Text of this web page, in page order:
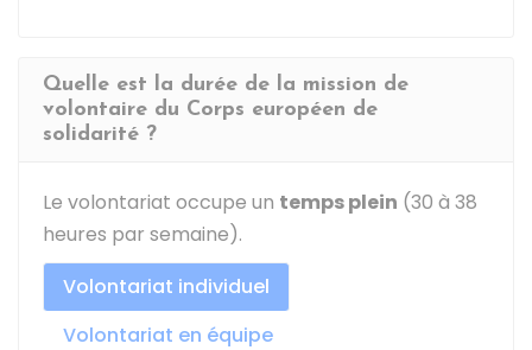
Quelle est la durée de la mission de
volontaire du Corps européen de
solidarité ?
Le volontariat occupe un temps plein (30 à 38
heures par semaine).
Volontariat individuel
Volontariat en équipe